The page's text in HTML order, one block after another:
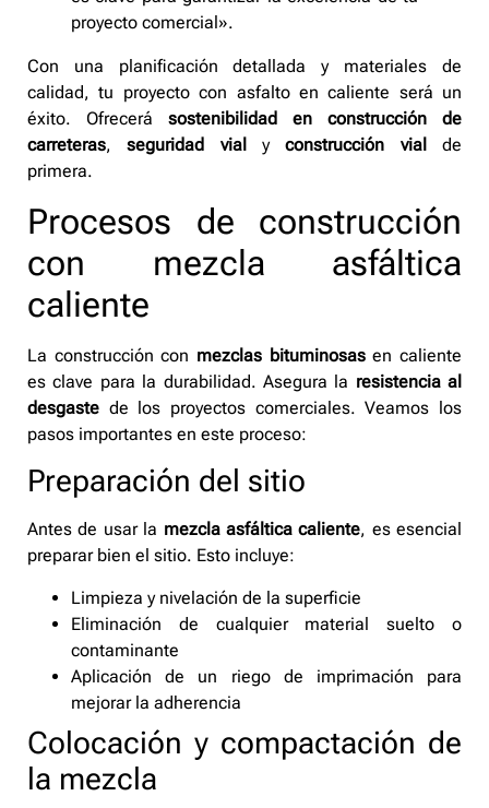
proyecto comercial».
Con una planificación detallada y materiales de
calidad, tu proyecto con asfalto en caliente será un
éxito. Ofrecerá sostenibilidad en construcción de
carreteras,seguridad vial yconstrucción vial
de
primera.
Procesos de construcción
con mezcla asfáltica
caliente
La construcción con mezclas bituminosasen caliente
es clave para la durabilidad. Asegura la resistencia al
desgaste de los proyectos comerciales. Veamos los
pasos importantes en este proceso:
Preparación del sitio
Antes de usar la mezcla asfáltica caliente, es esencial
preparar bien el sitio. Esto incluye:
Limpieza y nivelación de la superficie
Eliminación de cualquier material suelto o
contaminante
Aplicación de un riego de imprimación para
mejorar la adherencia
Colocación y compactación de
la mezcla